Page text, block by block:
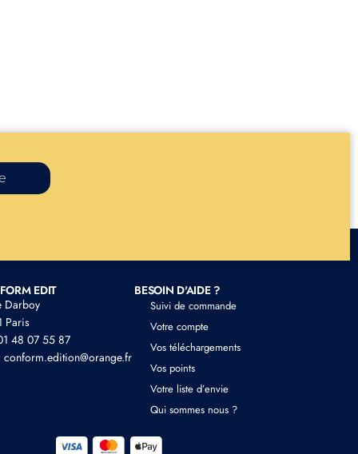
EDIT
Darboy
Paris
48 07 55 87
conform.edition@orange.fr
BESOIN D'AIDE ?
Suivi de commande
Votre compte
Vos téléchargements
Vos points
Votre liste d’envie
Qui sommes nous ?